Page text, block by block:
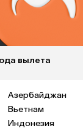
вылета
Азербайджан
Вьетнам
Индонезия